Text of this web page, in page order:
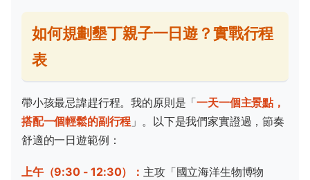
如何規劃墾丁親子一日遊？實戰行程
表
帶小孩最忌諱趕行程。我的原則是「一天一個主景點，
搭配一個輕鬆的副行程 」。以下是我們家實證過，節奏
舒適的一日遊範例：
上午（9:30 - 12:30）： 主攻「國立海洋生物博物